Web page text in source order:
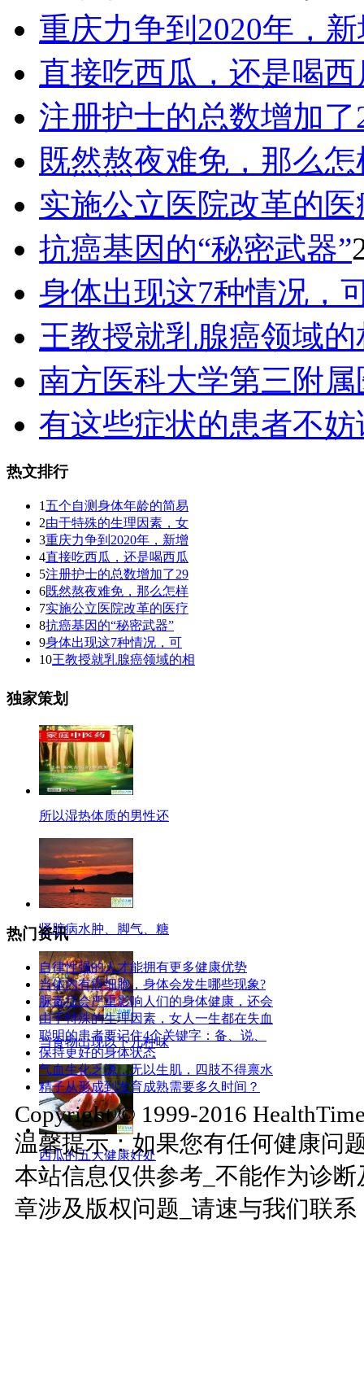
重庆力争到2020年，
直接吃西瓜，还是喝西
注册护士的总数增加了
既然熬夜难免，那么怎
实施公立医院改革的医
抗癌基因的“秘密武器”
身体出现这7种情况，
王教授就乳腺癌领域的
南方医科大学第三附属
有这些症状的患者不妨
热文排行
1 五个自测身体年龄的简易
2由于特殊的生理因素，女
3重庆力争到2020年，新增
4直接吃西瓜，还是喝西瓜
5注册护士的总数增加了29
6既然熬夜难免，那么怎样
7实施公立医院改革的医疗
8抗癌基因的“秘密武器”
9身体出现这7种情况，可
10王教授就乳腺癌领域的相
独家策划
所以湿热体质的男性还
肾脏病水肿、脚气、糖
当食物出现以下几种味
西瓜的五大健康好处
热门资讯
自律性强的人才能拥有更多健康优势
当体内有癌细胞，身体会发生哪些现象?
脲毒症会严重影响人们的身体健康，还会
由于特殊的生理因素，女人一生都在失血
聪明的患者要记住4个关键字：备、说、
保持更好的身体状态
气血生化乏源，无以生肌，四肢不得禀水
精子从形成到发育成熟需要多久时间？
Copyright © 1999-2016
温馨提示：如果您有任何健康问
本站信息仅供参考_不能作为诊
章涉及版权问题_请速与我们联系